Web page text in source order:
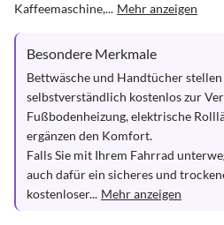
Kaffeemaschine,... Mehr anzeigen
Besondere Merkmale
Bettwäsche und Handtücher
selbstverständlich kostenlos zur
Fußbodenheizung, elektrische
ergänzen den Komfort.
Falls Sie mit Ihrem Fahrrad
auch dafür ein sicheres und
kostenloser... Mehr anzeigen